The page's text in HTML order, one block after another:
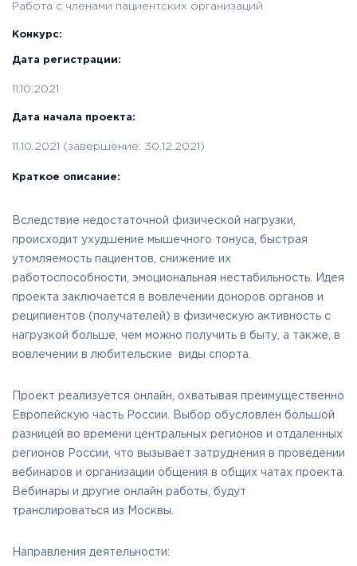
Краткое описание:
Вследствие недостаточной физической нагрузки,
происходит ухудшение мышечного тонуса, быстрая
утомляемость пациентов, снижение их
работоспособности, эмоциональная нестабильность. Идея
проекта заключается в вовлечении доноров органов и
реципиентов (получателей) в физическую активность с
нагрузкой больше, чем можно получить в быту, а также, в
вовлечении в любительские виды спорта.
Проект реализуется онлайн, охватывая преимущественно
Европейскую часть России. Выбор обусловлен большой
разницей во времени центральных регионов и отдаленных
регионов России, что вызывает затруднения в проведении
вебинаров и организации общения в общих чатах проекта.
Вебинары и другие онлайн работы, будут
транслироваться из Москвы.
Направления деятельности:
Работа с членами пациентских организаций
Конкурс:
Дата регистрации:
11.10.2021
Дата начала проекта:
11.10.2021 (завершение: 30.12.2021)